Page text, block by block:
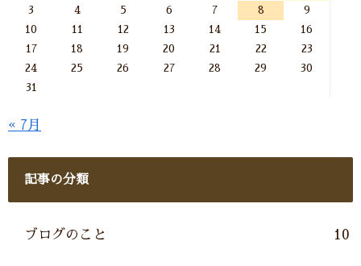
3
4 5 6 7 8
9
10
11 12 13 14 15
16
17
18 19 20 21 22
23
24
25 26 27 28 29
30
31
« 7月
記事の分類
ブログのこと 10